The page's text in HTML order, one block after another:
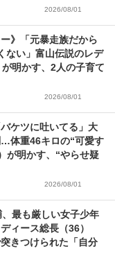
2026/08/01
》「元暴走族だから
ない」富山伝説のレデ
明かす、2人の子育て
2026/08/01
ケツに吐いてる」大
体重46キロの“可愛す
が明かす、“やらせ疑
2026/08/01
最も厳しい女子少年
ィース総長（36）
きつけられた「自分